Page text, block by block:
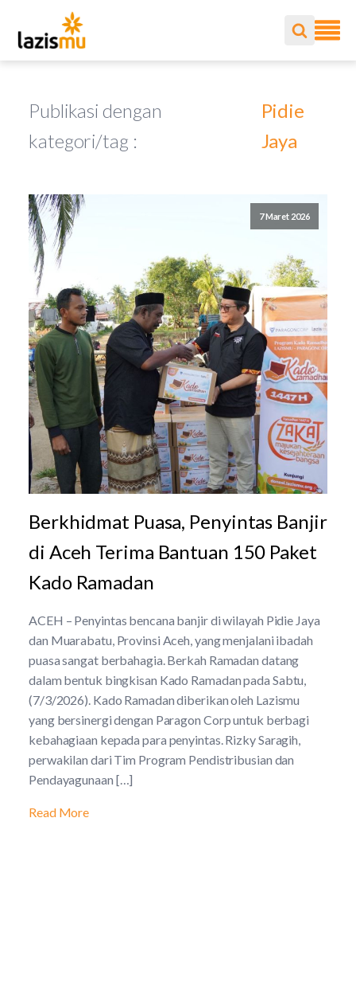
Publikasi dengan
kategori/tag :
Pidie
Jaya
7 Maret 2026
Berkhidmat Puasa, Penyintas Banjir
di Aceh Terima Bantuan 150 Paket
Kado Ramadan
ACEH – Penyintas bencana banjir di wilayah Pidie Jaya
dan Muarabatu, Provinsi Aceh, yang menjalani ibadah
puasa sangat berbahagia. Berkah Ramadan datang
dalam bentuk bingkisan Kado Ramadan pada Sabtu,
(7/3/2026). Kado Ramadan diberikan oleh Lazismu
yang bersinergi dengan Paragon Corp untuk berbagi
kebahagiaan kepada para penyintas. Rizky Saragih,
perwakilan dari Tim Program Pendistribusian dan
Pendayagunaan […]
Read More